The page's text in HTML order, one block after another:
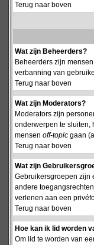
Terug naar boven
Wat zijn Beheerders?
Beheerders zijn
verbanning van
Terug naar boven
Wat zijn Moderators?
Moderators zijn
onderwerpen te sluiten,
mensen off-topic gaan
Terug naar boven
Wat zijn
Gebruikersgroepen zijn
andere
verlenen aan een
Terug naar boven
Hoe kan ik lid worden
Om lid te worden van